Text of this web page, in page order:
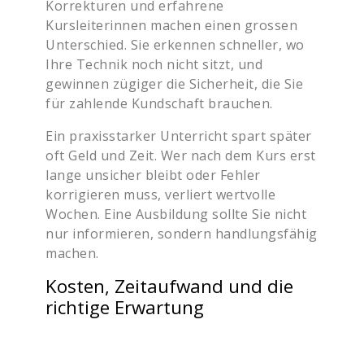
Korrekturen und erfahrene
Kursleiterinnen machen einen grossen
Unterschied. Sie erkennen schneller, wo
Ihre Technik noch nicht sitzt, und
gewinnen zügiger die Sicherheit, die Sie
für zahlende Kundschaft brauchen.
Ein praxisstarker Unterricht spart später
oft Geld und Zeit. Wer nach dem Kurs erst
lange unsicher bleibt oder Fehler
korrigieren muss, verliert wertvolle
Wochen. Eine Ausbildung sollte Sie nicht
nur informieren, sondern handlungsfähig
machen.
Kosten, Zeitaufwand und die
richtige Erwartung